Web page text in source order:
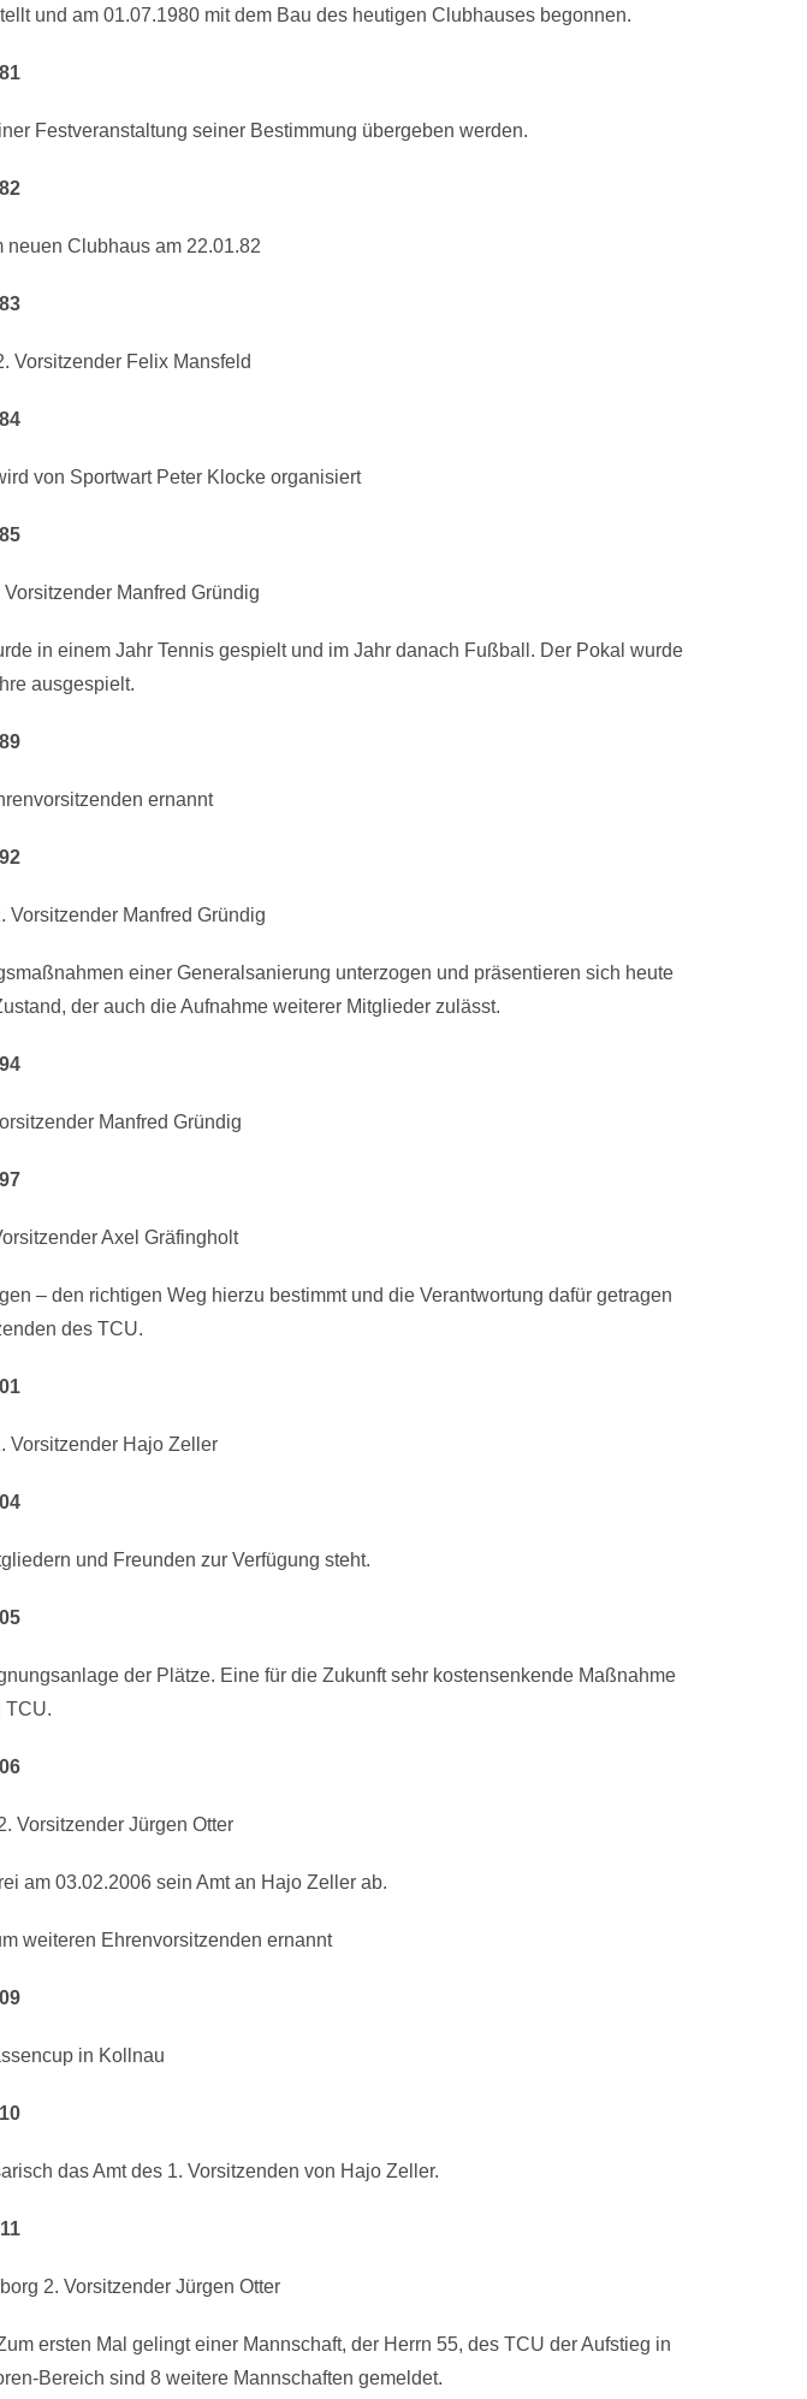
und am 01.07.1980 mit dem Bau des heutigen Clubhauses begonnen.
Festveranstaltung seiner Bestimmung übergeben werden.
neuen Clubhaus am 22.01.82
Vorsitzender Felix Mansfeld
von Sportwart Peter Klocke organisiert
Manfred Gründig
in einem Jahr Tennis gespielt und im Jahr danach Fußball. Der Pokal wurde
ausgespielt.
ernannt
Vorsitzender Manfred Gründig
einer Generalsanierung unterzogen und präsentieren sich heute
der auch die Aufnahme weiterer Mitglieder zulässt.
Manfred Gründig
Axel Gräfingholt
– den richtigen Weg hierzu bestimmt und die Verantwortung dafür getragen
des TCU.
Vorsitzender Hajo Zeller
und Freunden zur Verfügung steht.
der Plätze. Eine für die Zukunft sehr kostensenkende Maßnahme
TCU.
Vorsitzender Jürgen Otter
am 03.02.2006 sein Amt an Hajo Zeller ab.
weiteren Ehrenvorsitzenden ernannt
in Kollnau
das Amt des 1. Vorsitzenden von Hajo Zeller.
2. Vorsitzender Jürgen Otter
ersten Mal gelingt einer Mannschaft, der Herrn 55, des TCU der Aufstieg in
Bereich sind 8 weitere Mannschaften gemeldet.